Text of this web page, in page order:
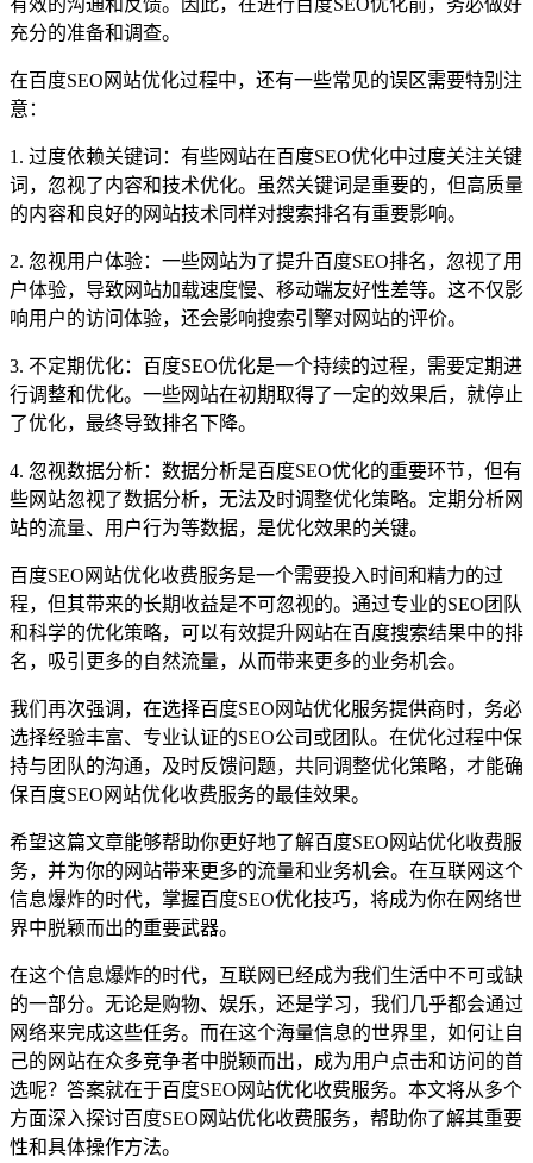
有效的沟通和反馈。因此，在进行百度SEO优化前，务必做好
充分的准备和调查。
在百度SEO网站优化过程中，还有一些常见的误区需要特别注
意：
1. 过度依赖关键词：有些网站在百度SEO优化中过度关注关键
词，忽视了内容和技术优化。虽然关键词是重要的，但高质量
的内容和良好的网站技术同样对搜索排名有重要影响。
2. 忽视用户体验：一些网站为了提升百度SEO排名，忽视了用
户体验，导致网站加载速度慢、移动端友好性差等。这不仅影
响用户的访问体验，还会影响搜索引擎对网站的评价。
3. 不定期优化：百度SEO优化是一个持续的过程，需要定期进
行调整和优化。一些网站在初期取得了一定的效果后，就停止
了优化，最终导致排名下降。
4. 忽视数据分析：数据分析是百度SEO优化的重要环节，但有
些网站忽视了数据分析，无法及时调整优化策略。定期分析网
站的流量、用户行为等数据，是优化效果的关键。
百度SEO网站优化收费服务是一个需要投入时间和精力的过
程，但其带来的长期收益是不可忽视的。通过专业的SEO团队
和科学的优化策略，可以有效提升网站在百度搜索结果中的排
名，吸引更多的自然流量，从而带来更多的业务机会。
我们再次强调，在选择百度SEO网站优化服务提供商时，务必
选择经验丰富、专业认证的SEO公司或团队。在优化过程中保
持与团队的沟通，及时反馈问题，共同调整优化策略，才能确
保百度SEO网站优化收费服务的最佳效果。
希望这篇文章能够帮助你更好地了解百度SEO网站优化收费服
务，并为你的网站带来更多的流量和业务机会。在互联网这个
信息爆炸的时代，掌握百度SEO优化技巧，将成为你在网络世
界中脱颖而出的重要武器。
在这个信息爆炸的时代，互联网已经成为我们生活中不可或缺
的一部分。无论是购物、娱乐，还是学习，我们几乎都会通过
网络来完成这些任务。而在这个海量信息的世界里，如何让自
己的网站在众多竞争者中脱颖而出，成为用户点击和访问的首
选呢？答案就在于百度SEO网站优化收费服务。本文将从多个
方面深入探讨百度SEO网站优化收费服务，帮助你了解其重要
性和具体操作方法。